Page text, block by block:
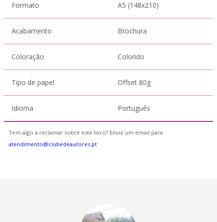
Formato A5 (148x210)
Acabamento Brochura
Coloração Colorido
Tipo de papel Offset 80g
Idioma Português
Tem algo a reclamar sobre este livro? Envie um email para
atendimento@clubedeautores.pt